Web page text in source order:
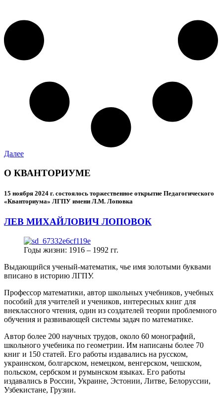
Далее
О КВАНТОРИУМЕ
15 ноября 2024 г. состоялось торжественное открытие Педагогического
«Кванториума» ЛГПУ имени Л.М. Лоповка
ЛЕВ МИХАЙЛОВИЧ ЛОПОВОК
Годы жизни: 1916 – 1992 гг.
Выдающийся ученый-математик, чье имя золотыми буквами
вписано в историю ЛГПУ.
Профессор математики, автор школьных учебников, учебных
пособий для учителей и учеников, интересных книг для
внеклассного чтения, один из создателей теории проблемного
обучения и развивающей системы задач по математике.
Автор более 200 научных трудов, около 60 монографий,
школьного учебника по геометрии. Им написаны более 70
книг и 150 статей. Его работы издавались на русском,
украинском, болгарском, немецком, венгерском, чешском,
польском, сербском и румынском языках. Его работы
издавались в России, Украине, Эстонии, Литве, Белоруссии,
Узбекистане, Грузии.